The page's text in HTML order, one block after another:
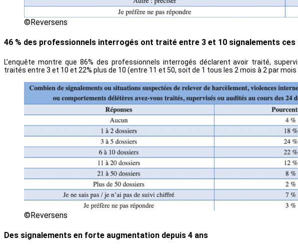
©Reversens
46 % des professionnels interrogés ont traité entre 3 et 10 signalements ces
L’enquête montre que 86% des professionnels interrogés déclarent avoir traité,
traités entre 3 et 10 et 22% plus de 10 (entre 11 et 50, soit de 1 tous les 2 mois à 2 par
©Reversens
Des signalements en forte augmentation depuis 4 ans